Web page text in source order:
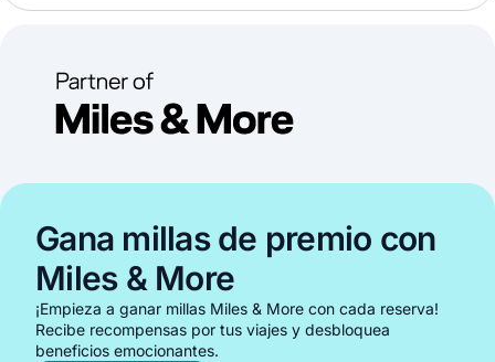
Gana millas de premio con
Miles & More
¡Empieza a ganar millas Miles & More con cada reserva!
Recibe recompensas por tus viajes y desbloquea
beneficios emocionantes.